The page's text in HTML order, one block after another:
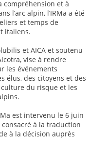
et à
l’arc alpin, l’IRMa a été
et temps de
italiens.
et AICA et soutenu
vise à rendre
les événements
élus, des citoyens et des
du risque et les
est intervenu le 6 juin
consacré à la traduction
à la décision auprès